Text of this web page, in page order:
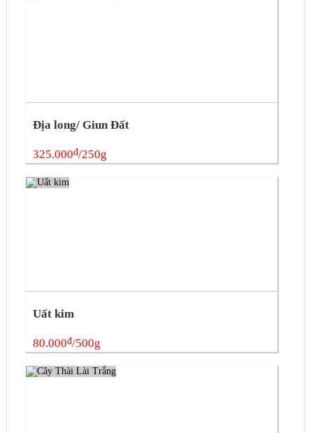
Địa long/ Giun Đất
325.000đ/250g
Uất kim
80.000đ/500g